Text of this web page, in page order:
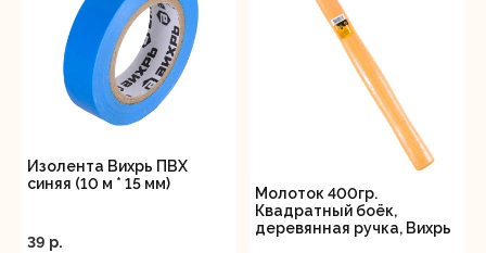
Изолента Вихрь ПВХ
синяя (10 м * 15 мм)
39 p.
Молоток 400гр.
Квадратный боёк,
деревянная ручка, Вихрь